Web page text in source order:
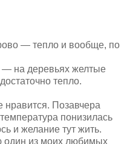
— тепло и вообще, по
— на деревьях желтые
тепло.
нравится. Позавчера
понизилась
и желание тут жить.
один из моих любимых